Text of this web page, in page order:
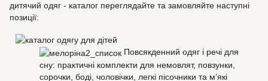
дитячий одяг - каталог переглядайте та замовляйте наступні
позиції:
Повсякденний одяг і речі для
сну: практичні комплекти для немовлят, повзунки,
сорочки, боді, чоловічки, легкі пісочники та м’які